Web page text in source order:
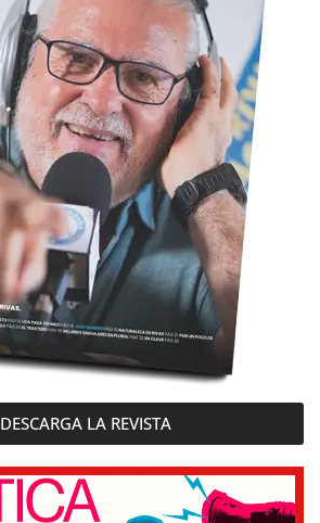
DESCARGA LA REVISTA